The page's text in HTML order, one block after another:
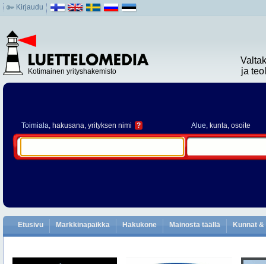
Kirjaudu
Kotimainen yrityshakemisto
ja
Toimiala, hakusana, yrityksen nimi ? Alue, kunta, osoite
Etusivu Markkinapaikka Hakukone Mainosta täällä Kunnat